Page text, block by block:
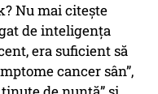
Nu mai citește
de inteligența
era suficient să
cancer sân”,